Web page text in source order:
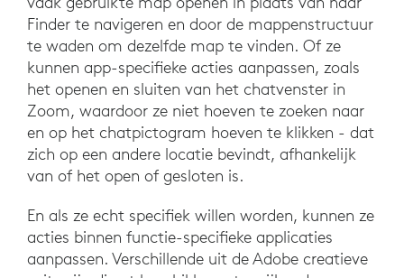
Finder te navigeren en door de mappenstructuur
te waden om dezelfde map te vinden. Of ze
kunnen app-specifieke acties aanpassen, zoals
het openen en sluiten van het chatvenster in
Zoom, waardoor ze niet hoeven te zoeken naar
en op het chatpictogram hoeven te klikken - dat
zich op een andere locatie bevindt, afhankelijk
van of het open of gesloten is.
En als ze echt specifiek willen worden, kunnen ze
acties binnen functie-specifieke applicaties
aanpassen. Verschillende uit de Adobe creatieve